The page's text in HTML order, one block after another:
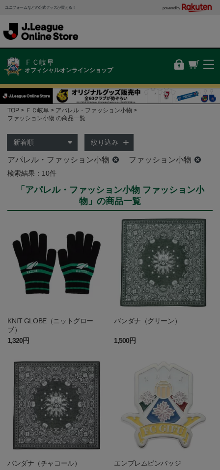
ユニフォームなどの公式グッズが買える！ powered by
ＦＣ岐阜
オフィシャルオンラインショップ
TOP ＦＣ岐阜
アパレル・ファッション小物
ファッション小物 の商品一覧
絞り込み
アパレル・ファッション小物 ファッション小物
検索結果：10件
「アパレル・ファッション小物 ファッション小
物」の商品一覧
KNIT GLOBE（ニットグロー
ブ）
1,320円
バンダナ（グリーン）
1,500円
バンダナ（チャコール）
エンブレムピンバッジ